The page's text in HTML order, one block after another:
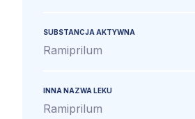
SUBSTANCJA AKTYWNA
Ramiprilum
INNA NAZWA LEKU
Ramiprilum